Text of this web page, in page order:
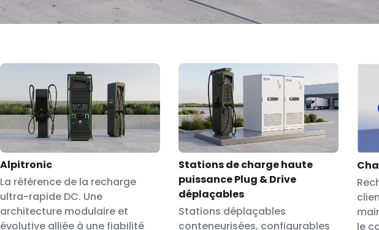
Alpitronic
La référence de la recharge
ultra-rapide DC. Une
architecture modulaire et
évolutive alliée à une fiabilité
Stations de charge haute
puissance Plug & Drive
déplaçables
Stations déplaçables
conteneurisées, configurables
le